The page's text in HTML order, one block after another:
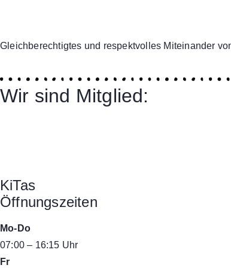
Gleichberechtigtes und respektvolles Miteinander
Wir sind Mitglied:
KiTas
Öffnungszeiten
Mo-Do
07:00 – 16:15 Uhr
Fr